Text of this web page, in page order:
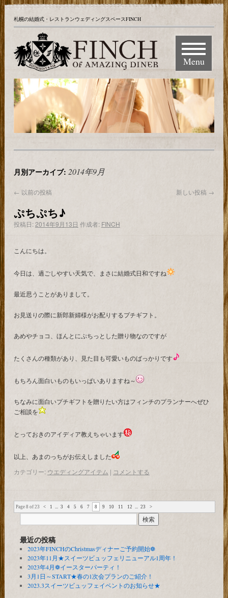
札幌の結婚式・レストランウェディングスペースFINCH
Menu
月別アーカイブ: 2014年9月
← 以前の投稿 新しい投稿 →
ぷちぷち♪
投稿日:2014年9月13日 作成者: FINCH
こんにちは。
今日は、過ごしやすい天気で、まさに結婚式日和ですね
最近思うことがありまして。
お見送りの際に新郎新婦様がお配りするプチギフト。
あめやチョコ、ほんとにぷちっとした贈り物なのですが
たくさんの種類があり、見た目も可愛いものばっかりです
もちろん面白いものもいっぱいありますね～
ちなみに面白いプチギフトを贈りたい方はフィンチのプランナーへぜひ
ご相談を
とっておきのアイディア教えちゃいます
以上、あまのっちがお伝えしました
カテゴリー: ウエディングアイテム | コメントする
Page 8 of 23 < 1 ... 3 4 5 6 7 8 9 10 11 12 ... 23 >
最近の投稿
2023年FINCHのChristmasディナーご予約開始❁
2023年11月★スイーツビュッフェリニューアル1周年！
2023年4月❁イースターパーティ！
3月1日～START★春の1次会プランのご紹介！
2023.3スイーツビュッフェイベントのお知らせ★